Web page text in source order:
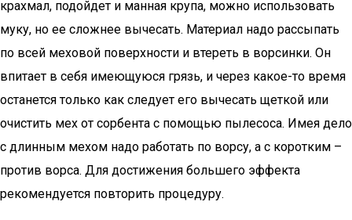
крахмал, подойдет и манная крупа, можно использовать
муку, но ее сложнее вычесать. Материал надо рассыпать
по всей меховой поверхности и втереть в ворсинки. Он
впитает в себя имеющуюся грязь, и через какое-то время
останется только как следует его вычесать щеткой или
очистить мех от сорбента с помощью пылесоса. Имея дело
с длинным мехом надо работать по ворсу, а с коротким –
против ворса. Для достижения большего эффекта
рекомендуется повторить процедуру.